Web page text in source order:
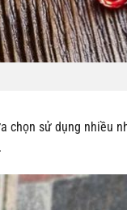
chọn sử dụng nhiều